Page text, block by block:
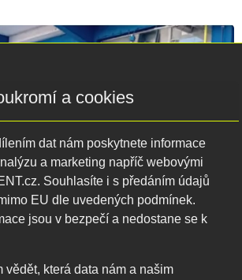
a cookies
dat nám poskytnete informace
a marketing napříč webovými
Souhlasíte i s předáním údajů
EU dle uvedených podmínek.
jsou v bezpečí a nedostane se k
vědět, která data nám a našim